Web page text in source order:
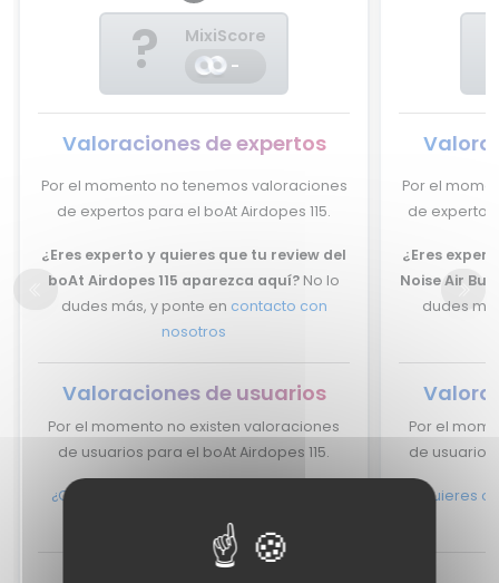
?
MixiScore
-
Valoraciones de expertos
Por el momento no tenemos valoraciones
de expertos para el boAt Airdopes 115.
¿Eres experto y quieres que tu review del
boAt Airdopes 115 aparezca aquí? No lo
dudes más, y ponte en contacto con
nosotros
Valoraciones de usuarios
Por el momento no existen valoraciones
de usuarios para el boAt Airdopes 115.
¿Quieres opinar sobre el boAt Airdopes
Por el
de expertos
¿Eres
Noise Air
dudes
Por el
de usuarios
¿Quieres